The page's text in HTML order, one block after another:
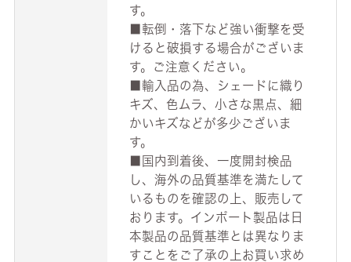
す。
■転倒・落下など強い衝撃を受
けると破損する場合がございま
す。ご注意ください。
■輸入品の為、シェードに織り
キズ、色ムラ、小さな黒点、細
かいキズなどが多少ございま
す。
■国内到着後、一度開封検品
し、海外の品質基準を満たして
いるものを確認の上、販売して
おります。インポート製品は日
本製品の品質基準とは異なりま
すことをご了承の上お買い求め